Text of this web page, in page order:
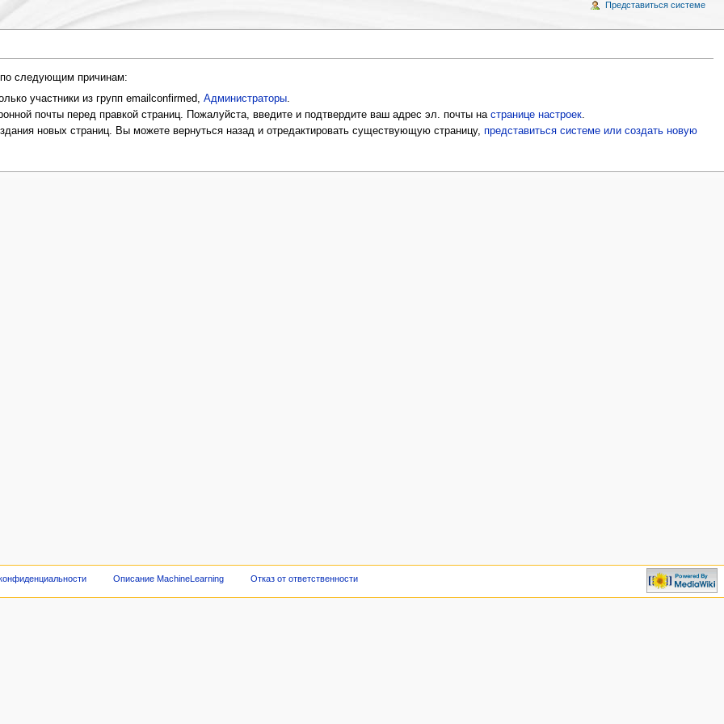
по следующим причинам:
участники из групп emailconfirmed, Администраторы.
почты перед правкой страниц. Пожалуйста, введите и подтвердите ваш адрес эл. почты на странице настроек.
новых страниц. Вы можете вернуться назад и отредактировать существующую страницу, представиться системе или создать новую
Представиться системе
Описание MachineLearning Отказ от ответственности